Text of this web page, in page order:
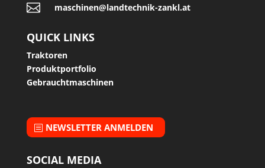
 maschinen@landtechnik-zankl.at
QUICK LINKS
Traktoren
Produktportfolio
Gebrauchtmaschinen
NEWSLETTER ANMELDEN
SOCIAL MEDIA